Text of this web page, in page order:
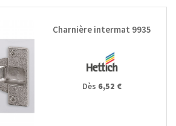
Charnière intermat 9935
Dès 6,52 €